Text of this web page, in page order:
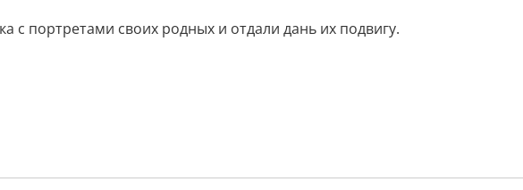
с портретами своих родных и отдали дань их подвигу.